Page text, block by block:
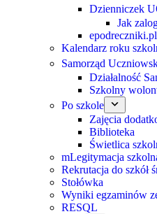
Dzienniczek
Jak
epodreczniki.pl
Kalendarz roku
Samorząd
Działalność
Szkolny
Po szkole
Zajęcia
Biblioteka
Świetlica
mLegitymacja
Rekrutacja do szkół
Stołówka
Wyniki egzaminów
RESQL